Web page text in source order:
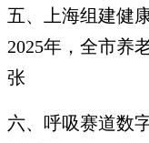
五、上海组建健
2025年，全市养
张
六、呼吸赛道数